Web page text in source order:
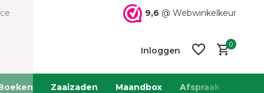
9,6 @ Webwinkelkeur
Inloggen
0
Zaaizaden Maandbox Afspraak